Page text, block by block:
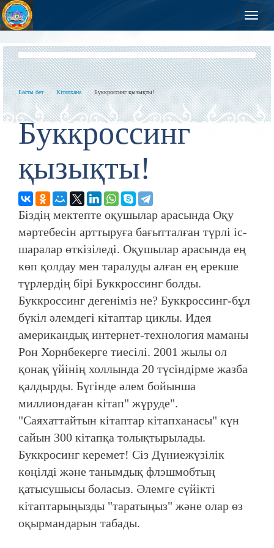
Басты бет Кітапхана Буккроссинг қызықты!
Буккроссинг
қызықты!
Біздің мектепте оқушылар арасында Оқу
мәртебесін арттыруға бағытталған түрлі іс-
шаралар өткізіледі. Оқушылар арасында ең
көп қолдау мен таралуды алған ең ерекше
түрлердің бірі Буккроссинг болды.
Буккроссинг дегеніміз не? Буккроссинг-бұл
бүкіл әлемдегі кітаптар циклы. Идея
американдық интернет-технология маманы
Рон Хорнбекерге тиесілі. 2001 жылы ол
қонақ үйінің холлында 20 түсіндірме жазба
қалдырды. Бүгінде әлем бойынша
миллиондаған кітап" жүруде".
"Саяхаттайтын кітаптар кітапханасы" күн
сайын 300 кітапқа толықтырылады.
Буккросинг керемет! Сіз Дүниежүзілік
көңілді және танымдық флэшмобтың
қатысушысы боласыз. Әлемге сүйікті
кітаптарыңызды "таратыңыз" және олар өз
оқырмандарын табады.